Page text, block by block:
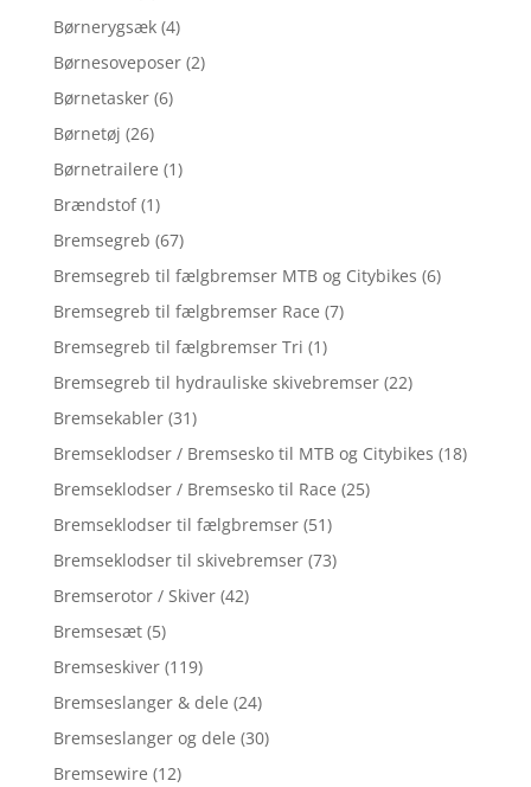
Børnerygsæk (4)
Børnesoveposer (2)
Børnetasker (6)
Børnetøj (26)
Børnetrailere (1)
Brændstof (1)
Bremsegreb (67)
Bremsegreb til fælgbremser MTB og Citybikes (6)
Bremsegreb til fælgbremser Race (7)
Bremsegreb til fælgbremser Tri (1)
Bremsegreb til hydrauliske skivebremser (22)
Bremsekabler (31)
Bremseklodser / Bremsesko til MTB og Citybikes (18)
Bremseklodser / Bremsesko til Race (25)
Bremseklodser til fælgbremser (51)
Bremseklodser til skivebremser (73)
Bremserotor / Skiver (42)
Bremsesæt (5)
Bremseskiver (119)
Bremseslanger & dele (24)
Bremseslanger og dele (30)
Bremsewire (12)